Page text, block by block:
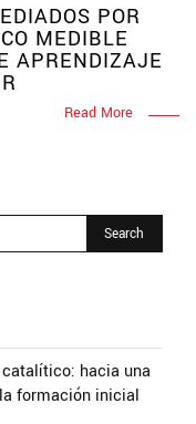
POR
MEDIBLE
APRENDIZAJE
Read More
hacia una
formación inicial